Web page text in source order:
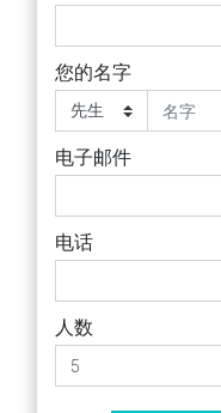
您的名字
电子邮件
电话
人数